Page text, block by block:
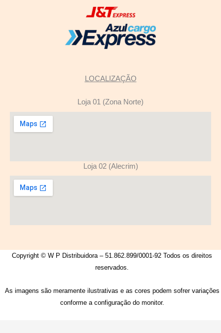
LOCALIZAÇÃO
Loja 01 (Zona Norte)
Loja 02 (Alecrim)
Copyright © W P Distribuidora – 51.862.899/0001-92 Todos os direitos
reservados.
As imagens são meramente ilustrativas e as cores podem sofrer variações
conforme a configuração do monitor.